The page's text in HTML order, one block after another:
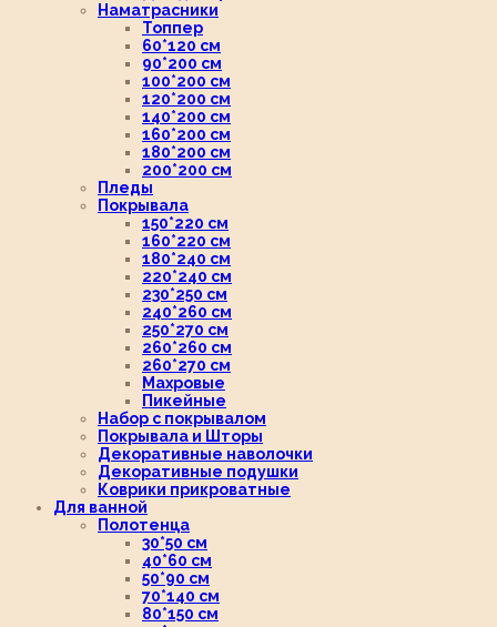
Наматрасники
Топпер
60*120 см
90*200 см
100*200 см
120*200 см
140*200 см
160*200 см
180*200 см
200*200 см
Пледы
Покрывала
150*220 см
160*220 см
180*240 см
220*240 см
230*250 см
240*260 см
250*270 см
260*260 см
260*270 см
Махровые
Пикейные
Набор с покрывалом
Покрывала и Шторы
Декоративные наволочки
Декоративные подушки
Коврики прикроватные
Для ванной
Полотенца
30*50 см
40*60 см
50*90 см
70*140 см
80*150 см